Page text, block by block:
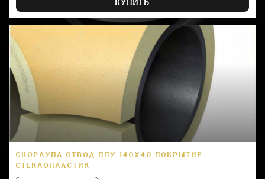
КУПИТЬ
СКОРЛУПА ОТВОД ППУ 140Х40 ПОКРЫТИЕ
СТЕКЛОПЛАСТИК